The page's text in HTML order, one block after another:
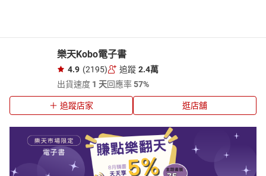
樂天Kobo電子書
4.9 (2195) 追蹤 2.4萬
出貨速度 1 天回應率57%
追蹤店家 逛店舖